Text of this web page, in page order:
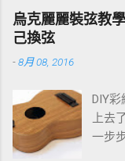
還不
練習
烏克麗麗裝弦教
己換弦
-8月 08, 2016
DIY
上去
一步